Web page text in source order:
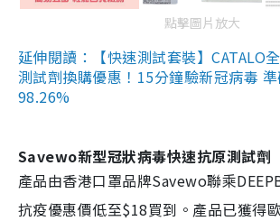
點擊圖片放大
延伸閱讀：【快速測試套裝】CATALO
測試劑換購優惠！15分鐘驗新冠病毒
98.26%
Savewo新型冠狀病毒快速抗原測試劑
產品由香港口罩品牌Savewo聯乘
抗疫優惠價低至$18買到。產品已獲得